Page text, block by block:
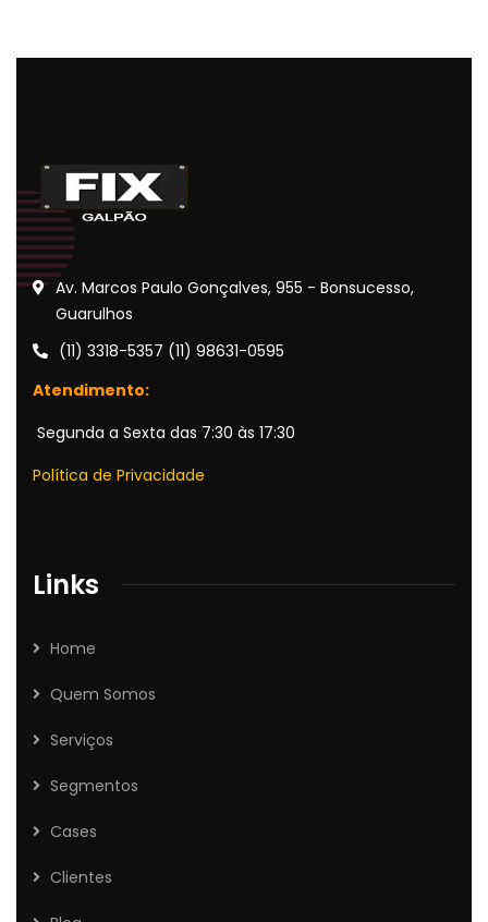
Av. Marcos Paulo Gonçalves, 955 - Bonsucesso,
Guarulhos
(11) 3318-5357 (11) 98631-0595
Atendimento:
Segunda a Sexta das 7:30 às 17:30
Política de Privacidade
Links
Home
Quem Somos
Serviços
Segmentos
Cases
Clientes